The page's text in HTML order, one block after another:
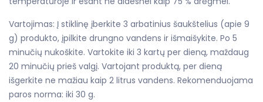
Vartojimas: Į stiklinę įberkite 3 arbatinius šaukštelius (apie 9
g) produkto, įpilkite drungno vandens ir išmaišykite. Po 5
minučių nukoškite. Vartokite iki 3 kartų per dieną, maždaug
20 minučių prieš valgį. Vartojant produktą, per dieną
išgerkite ne mažiau kaip 2 litrus vandens. Rekomenduojama
paros norma: iki 30 g.